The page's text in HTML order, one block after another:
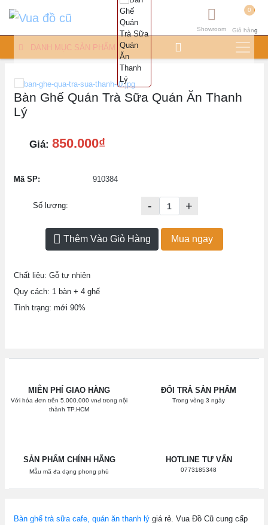
0
Giỏ hàng
Showroom
DANH MỤC SẢN PHẨM
Bàn Ghế Quán Trà Sữa Quán Ăn Thanh
Lý
Giá: 850.000₫
Mã SP: 910384
Số lượng: - +
Thêm Vào Giỏ Hàng Mua ngay
Chất liệu: Gỗ tự nhiên
Quy cách: 1 bàn + 4 ghế
Tình trạng: mới 90%
MIỄN PHÍ GIAO HÀNG
Với hóa đơn trên 5.000.000 vnđ trong nội
thành TP.HCM
ĐỔI TRẢ SẢN PHẨM
Trong vòng 3 ngày
SẢN PHẨM CHÍNH HÃNG
Mẫu mã đa dạng phong phú
HOTLINE TƯ VẤN
0773185348
Bàn ghế trà sữa cafe, quán ăn thanh lý giá rẻ. Vua Đồ Cũ cung cấp